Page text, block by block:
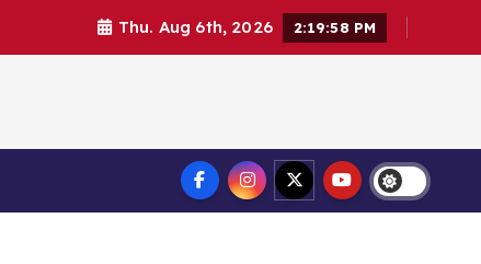
Thu. Aug 6th, 2026 2:19:59 PM